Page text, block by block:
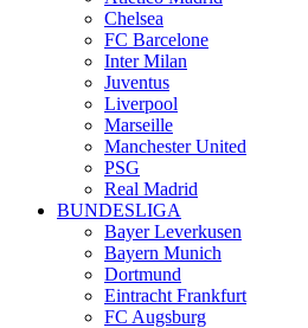
Chelsea
FC Barcelone
Inter Milan
Juventus
Liverpool
Marseille
Manchester United
PSG
Real Madrid
BUNDESLIGA
Bayer Leverkusen
Bayern Munich
Dortmund
Eintracht Frankfurt
FC Augsburg